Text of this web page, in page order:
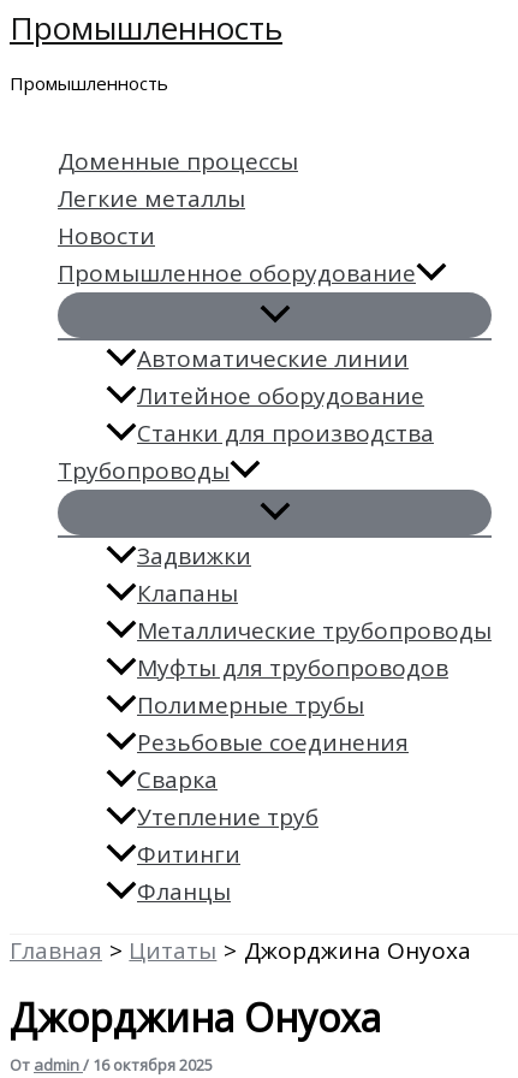
Перейти
содержимому
Промышленность
Промышленность
Доменные процессы
Легкие металлы
Новости
Промышленное оборудование
Автоматические линии
Литейное оборудование
Станки для производства
Трубопроводы
Задвижки
Клапаны
Металлические трубопроводы
Муфты для трубопроводов
Полимерные трубы
Резьбовые соединения
Сварка
Утепление труб
Фитинги
Фланцы
Главная
Цитаты Джорджина Онуоха
Джорджина Онуоха
От admin/ 16 октября 2025